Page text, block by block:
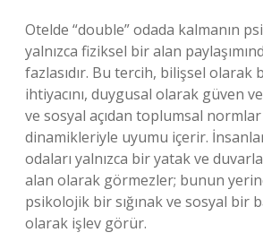
Otelde “double” odada kalmanın
yalnızca fiziksel bir alan
fazlasıdır. Bu tercih, bilişsel olarak
ihtiyacını, duygusal olarak güven ve
ve sosyal açıdan toplumsal
dinamikleriyle uyumu içerir.
odaları yalnızca bir yatak ve
alan olarak görmezler; bunun
psikolojik bir sığınak ve sosyal bir
olarak işlev görür.